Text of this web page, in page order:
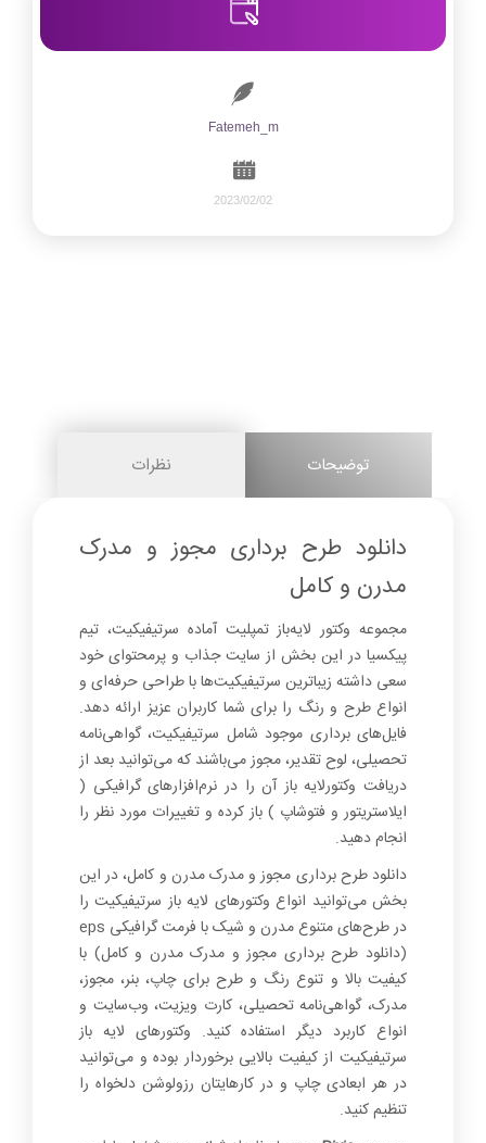
Fatemeh_m
2023/02/02
توضیحات نظرات
دانلود طرح برداری مجوز و مدرک
مدرن و کامل
مجموعه وکتور لایه‌باز تمپلیت آماده سرتیفیکیت، تیم
پیکسیا در این بخش از سایت جذاب و پرمحتوای خود
سعی داشته زیباترین سرتیفیکیت‌ها با طراحی حرفه‌ای و
انواع طرح و رنگ را برای شما کاربران عزیز ارائه دهد.
فایل‌های برداری موجود شامل سرتیفیکیت، گواهی‌نامه
تحصیلی، لوح تقدیر، مجوز می‌باشند که می‌توانید بعد از
دریافت وکتورلایه باز آن را در نرم‌افزارهای گرافیکی (
ایلاستریتور و فتوشاپ ) باز کرده و تغییرات مورد نظر را
انجام دهید.
دانلود طرح برداری مجوز و مدرک مدرن و کامل، در این
بخش می‌توانید انواع وکتورهای لایه باز سرتیفیکیت را
در طرح‌های متنوع مدرن و شیک با فرمت گرافیکی eps
(دانلود طرح برداری مجوز و مدرک مدرن و کامل) با
کیفیت بالا و تنوع رنگ و طرح برای چاپ، بنر، مجوز،
مدرک، گواهی‌نامه تحصیلی، کارت ویزیت، وب‌سایت و
انواع کاربرد دیگر استفاده کنید. وکتورهای لایه باز
سرتیفیکیت از کیفیت بالایی برخوردار بوده و می‌توانید
در هر ابعادی چاپ و در کارهایتان رزولوشن دلخواه را
تنظیم کنید.